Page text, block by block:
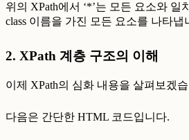
위의 XPath에서 ‘*’는 모든 요소와 일
class 이름을 가진 모든 요소를 나타냅
2. XPath 계층 구조의 이해
이제 XPath의 심화 내용을 살펴보겠
다음은 간단한 HTML 코드입니다.